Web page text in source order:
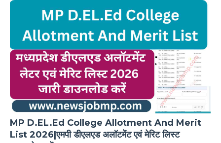
MP D.EL.Ed College Allotment And Merit
List 2026|एमपी डीएलएड अलॉटमेंट एवं मेरिट लिस्ट